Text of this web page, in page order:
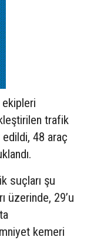
trafik
48 araç
suçları şu
üzerinde, 29’u
kemeri